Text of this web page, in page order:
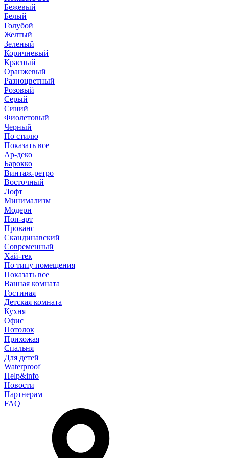
Бежевый
Белый
Голубой
Желтый
Зеленый
Коричневый
Красный
Оранжевый
Разноцветный
Розовый
Серый
Синий
Фиолетовый
Черный
По стилю
Показать все
Ар-деко
Барокко
Винтаж-ретро
Восточный
Лофт
Минимализм
Модерн
Поп-арт
Прованс
Скандинавский
Современный
Хай-тек
По типу помещения
Показать все
Ванная комната
Гостиная
Детская комната
Кухня
Офис
Потолок
Прихожая
Спальня
Для детей
Waterproof
Help&info
Новости
Партнерам
FAQ